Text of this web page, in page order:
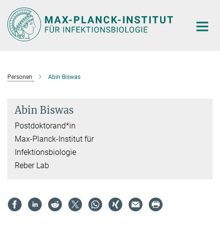
Hauptinhalt
Personen Abin Biswas
Abin Biswas
Postdoktorand*in
Max-Planck-Institut für
Infektionsbiologie
Reber Lab